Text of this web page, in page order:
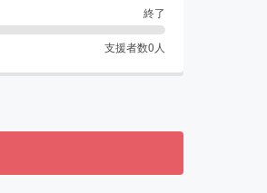
終了
支援者数0 人